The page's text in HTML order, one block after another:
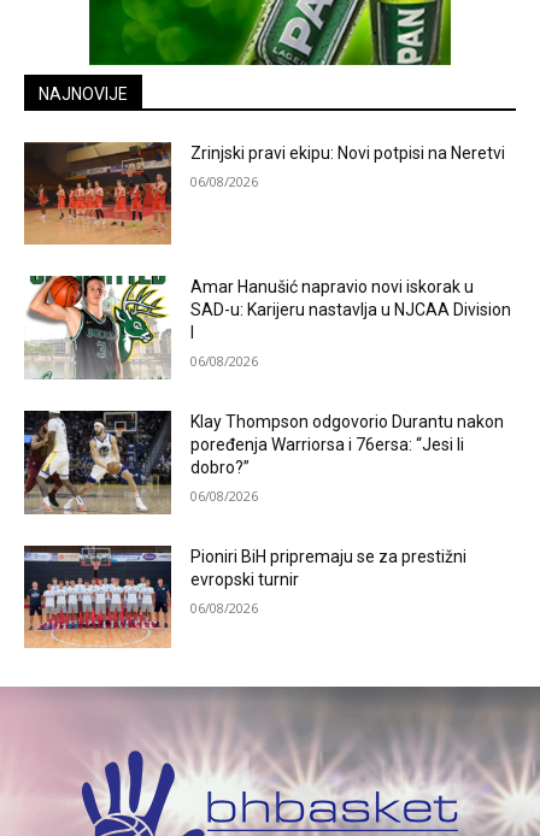
NAJNOVIJE
Zrinjski pravi ekipu: Novi potpisi na Neretvi
06/08/2026
Amar Hanušić napravio novi iskorak u
SAD-u: Karijeru nastavlja u NJCAA Division
06/08/2026
Klay Thompson odgovorio Durantu nakon
poređenja Warriorsa i 76ersa: “Jesi li
dobro?”
06/08/2026
Pioniri BiH pripremaju se za prestižni
evropski turnir
06/08/2026